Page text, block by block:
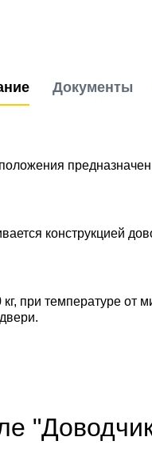
Документы
конструкцией
при температуре от